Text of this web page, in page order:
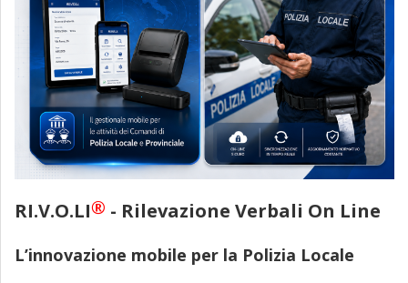
RI.V.O.LI® - Rilevazione Verbali On Line
L’innovazione mobile per la Polizia Locale